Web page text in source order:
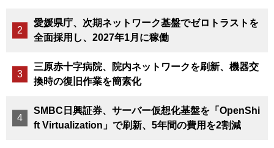
愛媛県庁、次期ネットワーク基盤でゼロトラストを
全面採用し、2027年1月に稼働
三原赤十字病院、院内ネットワークを刷新、機器交
換時の復旧作業を簡素化
SMBC日興証券、サーバー仮想化基盤を「OpenShi
ft Virtualization」で刷新、5年間の費用を2割減